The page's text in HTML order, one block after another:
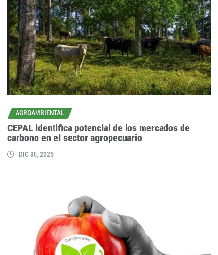
AGROAMBIENTAL
CEPAL identifica potencial de los mercados de
carbono en el sector agropecuario
DIC 30, 2025